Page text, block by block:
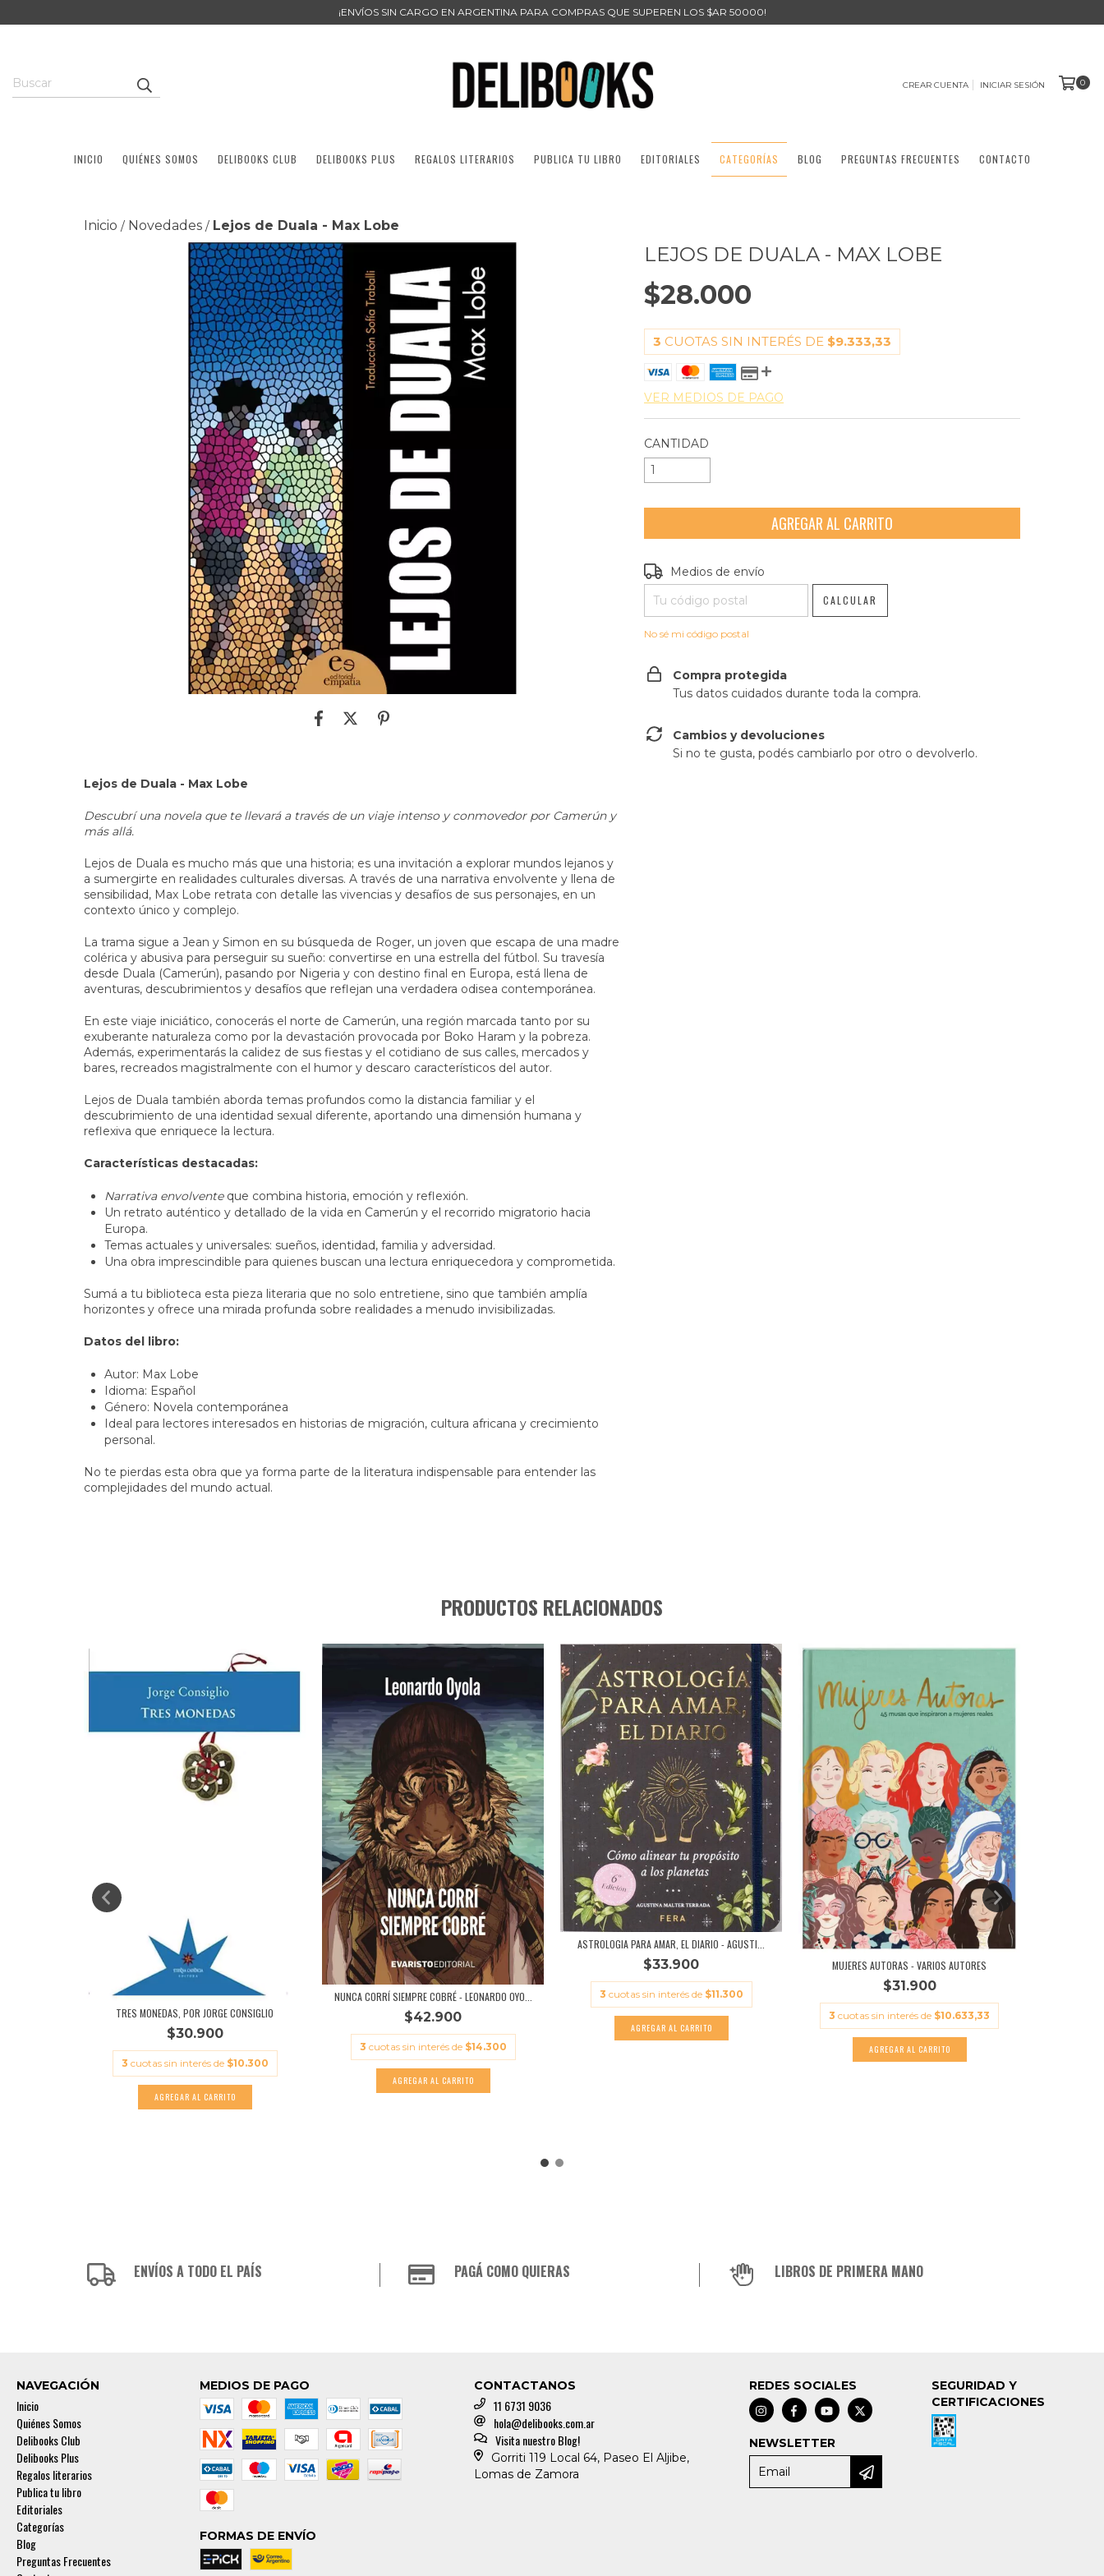
¡ENVÍOS SIN CARGO EN ARGENTINA PARA COMPRAS QUE SUPEREN LOS $AR 50000!
CREAR CUENTA INICIAR SESIÓN 0
INICIO QUIÉNES SOMOS DELIBOOKS CLUB DELIBOOKS PLUS REGALOS LITERARIOS PUBLICA TU LIBRO EDITORIALES CATEGORÍAS BLOG PREGUNTAS FRECUENTES CONTACTO
Inicio / Novedades / Lejos de Duala - Max Lobe
Lejos de Duala - Max Lobe
Descubrí una novela que te llevará a través de un viaje intenso y conmovedor por Camerún y
más allá.
Lejos de Duala es mucho más que una historia; es una invitación a explorar mundos lejanos y
a sumergirte en realidades culturales diversas. A través de una narrativa envolvente y llena de
sensibilidad, Max Lobe retrata con detalle las vivencias y desafíos de sus personajes, en un
contexto único y complejo.
La trama sigue a Jean y Simon en su búsqueda de Roger, un joven que escapa de una madre
colérica y abusiva para perseguir su sueño: convertirse en una estrella del fútbol. Su travesía
desde Duala (Camerún), pasando por Nigeria y con destino final en Europa, está llena de
aventuras, descubrimientos y desafíos que reflejan una verdadera odisea contemporánea.
En este viaje iniciático, conocerás el norte de Camerún, una región marcada tanto por su
exuberante naturaleza como por la devastación provocada por Boko Haram y la pobreza.
Además, experimentarás la calidez de sus fiestas y el cotidiano de sus calles, mercados y
bares, recreados magistralmente con el humor y descaro característicos del autor.
Lejos de Duala también aborda temas profundos como la distancia familiar y el
descubrimiento de una identidad sexual diferente, aportando una dimensión humana y
reflexiva que enriquece la lectura.
Características destacadas:
Narrativa envolventeque combina historia, emoción y reflexión.
Un retrato auténtico y detallado de la vida en Camerún y el recorrido migratorio hacia
Europa.
Temas actuales y universales: sueños, identidad, familia y adversidad.
Una obra imprescindible para quienes buscan una lectura enriquecedora y comprometida.
Sumá a tu biblioteca esta pieza literaria que no solo entretiene, sino que también amplía
horizontes y ofrece una mirada profunda sobre realidades a menudo invisibilizadas.
Datos del libro:
Autor: Max Lobe
Idioma: Español
Género: Novela contemporánea
Ideal para lectores interesados en historias de migración, cultura africana y crecimiento
personal.
No te pierdas esta obra que ya forma parte de la literatura indispensable para entender las
complejidades del mundo actual.
LEJOS DE DUALA - MAX LOBE
$28.000
3 CUOTAS SIN INTERÉS DE $9.333,33
VER MEDIOS DE PAGO
CANTIDAD
Entregas para el CP:
Medios de envío
CALCULAR
No sé mi código postal
Compra protegida
Tus datos cuidados durante toda la compra.
Cambios y devoluciones
Si no te gusta, podés cambiarlo por otro o devolverlo.
PRODUCTOS RELACIONADOS
TRES MONEDAS, POR JORGE CONSIGLIO
$30.900
3 cuotas sin interés de $10.300
NUNCA CORRÍ SIEMPRE COBRÉ - LEONARDO OYO...
$42.900
3 cuotas sin interés de $14.300
ASTROLOGIA PARA AMAR, EL DIARIO - AGUSTI...
$33.900
3 cuotas sin interés de $11.300
MUJERES AUTORAS - VARIOS AUTORES
$31.900
3 cuotas sin interés de $10.633,33
ENVÍOS A TODO EL PAÍS PAGÁ COMO QUIERAS LIBROS DE PRIMERA MANO
NAVEGACIÓN
Inicio
Quiénes Somos
Delibooks Club
Delibooks Plus
Regalos literarios
Publica tu libro
Editoriales
Categorías
Blog
Preguntas Frecuentes
MEDIOS DE PAGO
FORMAS DE ENVÍO
CONTACTANOS
11 6731 9036
hola@delibooks.com.ar
Visita nuestro Blog!
Gorriti 119 Local 64, Paseo El Aljibe,
Lomas de Zamora
REDES SOCIALES
NEWSLETTER
SEGURIDAD Y
CERTIFICACIONES